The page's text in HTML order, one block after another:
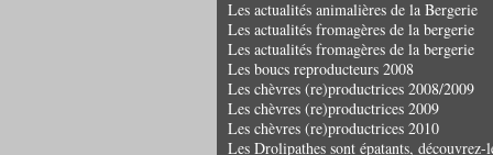
Les actualités animalières de la Bergerie
Les actualités fromagères de la bergerie
Les actualités fromagères de la bergerie
Les boucs reproducteurs 2008
Les chèvres (re)productrices 2008/2009
Les chèvres (re)productrices 2009
Les chèvres (re)productrices 2010
Les Drolipathes sont épatants, découvrez-